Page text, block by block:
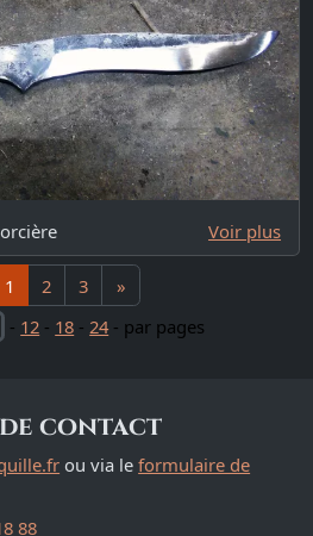
Voir plus
1 2 3
»
- 12 - 18 - 24- par pages
contact
ou via leformulaire de
88